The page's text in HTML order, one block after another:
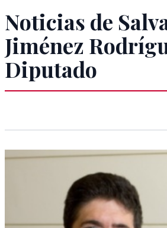
Noticias de
Jiménez
Diputado